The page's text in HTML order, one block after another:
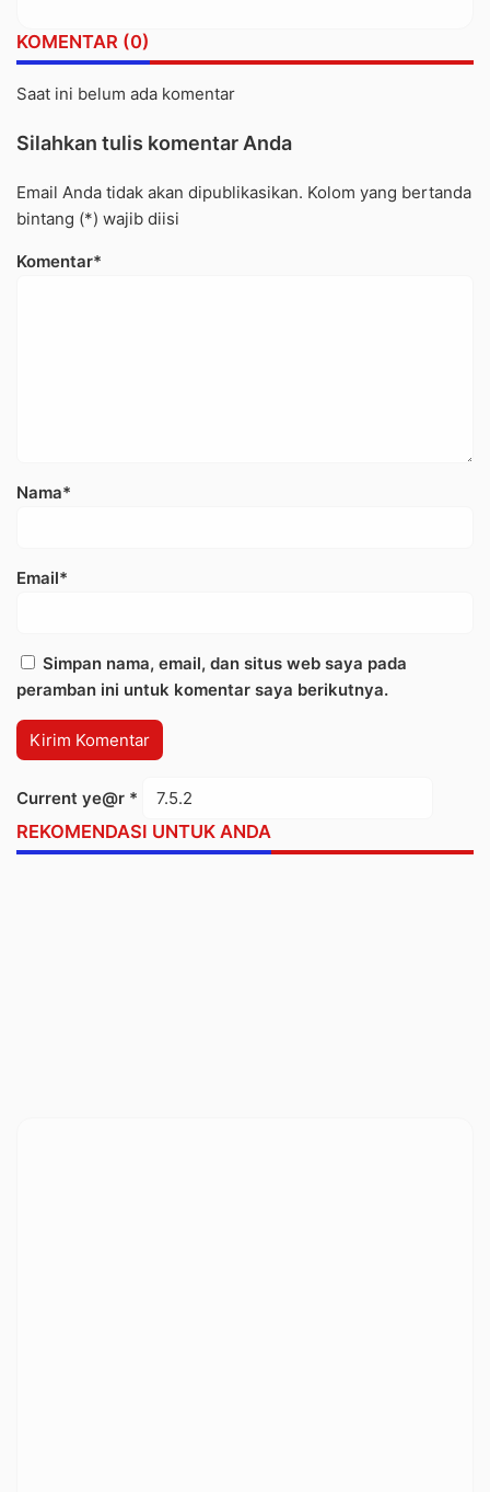
KOMENTAR (0)
Saat ini belum ada komentar
Silahkan tulis komentar Anda
Email Anda tidak akan dipublikasikan. Kolom yang bertanda
bintang (*) wajib diisi
Komentar*
Nama*
Email*
Simpan nama, email, dan situs web saya pada
peramban ini untuk komentar saya berikutnya.
Current ye@r *
REKOMENDASI UNTUK ANDA